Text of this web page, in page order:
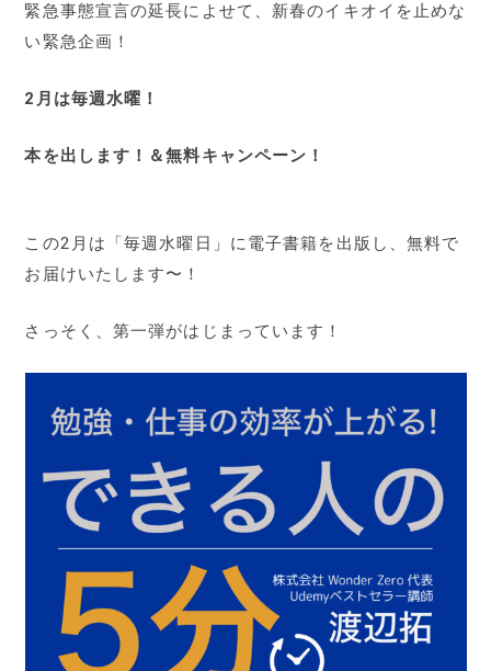
緊急事態宣言の延長によせて、新春のイキオイを止めな
い緊急企画！
2月は毎週水曜！
本を出します！＆無料キャンペーン！
この2月は「毎週水曜日」に電子書籍を出版し、無料で
お届けいたします〜！
さっそく、第一弾がはじまっています！